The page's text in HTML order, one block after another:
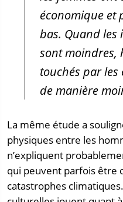
économique et
bas. Quand les
sont moindres,
touchés par
de manière
La même étude a
physiques entre les
n’expliquent
qui peuvent parfois être
catastrophes